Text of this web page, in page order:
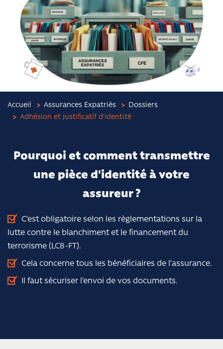
Accueil Assurances Expatriés
Dossiers
Adhésion et justificatif d'identité
Pourquoi et comment transmettre
une pièce d’identité à votre
assureur ?
C’est obligatoire selon les règlementations sur la
lutte contre le blanchiment et le financement du
terrorisme (LCB-FT).
Cela concerne tous les bénéficiaires de l’assurance.
Il faut sécuriser l’envoi de vos documents.